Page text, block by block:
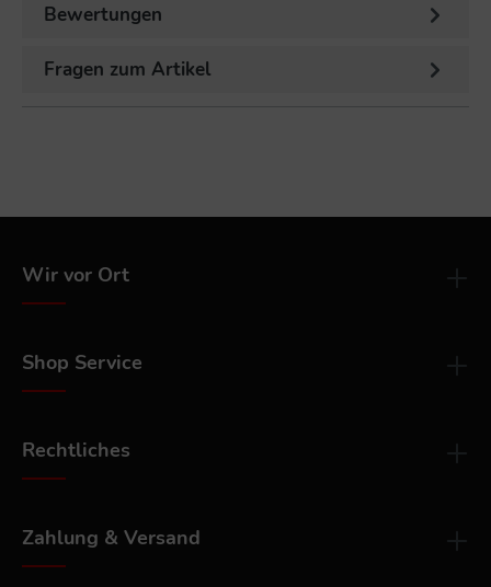
Bewertungen
Fragen zum Artikel
Wir vor Ort
Shop Service
Rechtliches
Zahlung & Versand